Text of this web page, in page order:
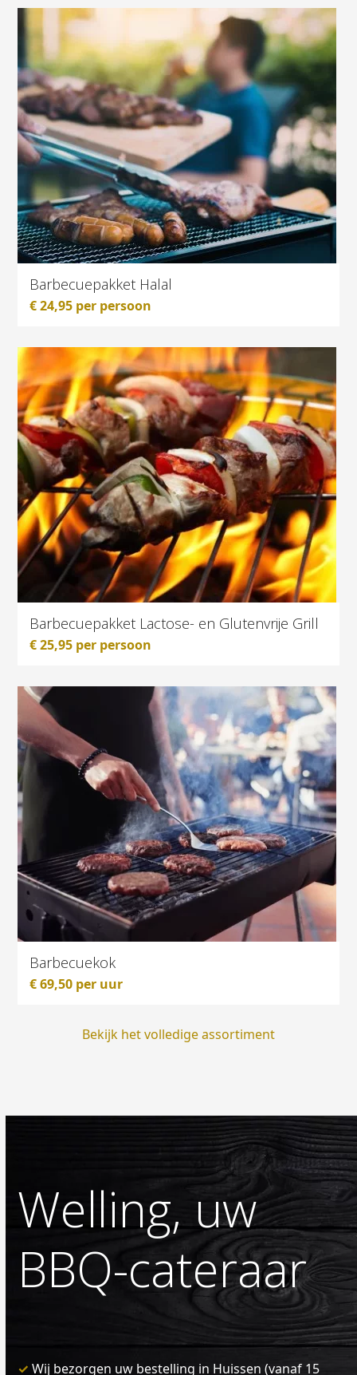
Barbecuepakket Halal
€24,95 per persoon
Barbecuepakket Lactose- en Glutenvrije Grill
€25,95 per persoon
Barbecuekok
€69,50 per uur
Bekijk het volledige assortiment
Welling, uw
BBQ-cateraar
✓ Wij bezorgen uw bestelling in Huissen (vanaf 15